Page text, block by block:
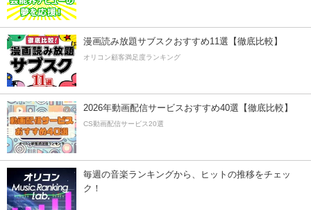
漫画読み放題サブスクおすすめ11選【徹底比較】
オリコン顧客満足度ランキング
2026年動画配信サービスおすすめ40選【徹底比較】
CS動画配信サービス20選
毎週の音楽ランキングから、ヒットの推移をチェッ
ク！